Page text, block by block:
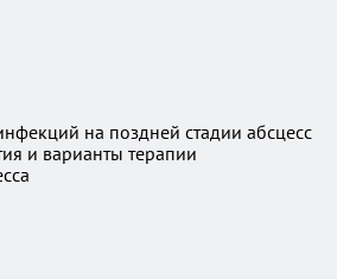
на поздней стадии абсцесс
и варианты терапии